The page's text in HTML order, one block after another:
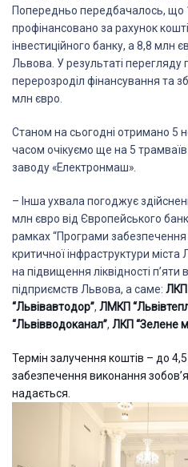
Попередньо передбачалось, що
профінансовано за рахунок
інвестиційного банку, а 8,8 млн
Львова. У результаті перегляду
перерозроділ фінансування та
млн євро.
Станом на сьогодні отримано 5
часом очікуємо ще на 5
заводу «Електронмаш».
– Інша ухвала погоджує
млн євро від Європейського
рамках “Програми забезпечення
критичної інфраструктури
на підвищення ліквідності
підприємств Львова, а саме: ЛКП
“Львівавтодор”, ЛМКП
“Львівводоканал”, ЛКП “Зелене
Термін залучення коштів – до
забезпечення виконання
надається.